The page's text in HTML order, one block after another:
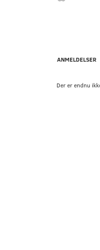
ANMELDELSER
Der er endnu